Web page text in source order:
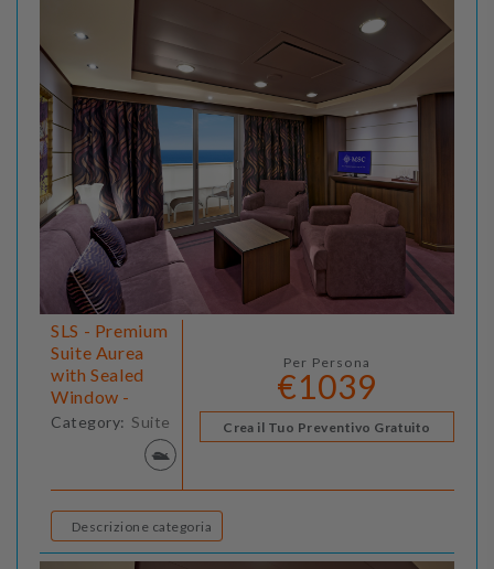
SLS - Premium
Suite Aurea
with Sealed
Window -
Category: Suite
Per Persona
€1039
Crea il Tuo Preventivo Gratuito
Descrizione categoria